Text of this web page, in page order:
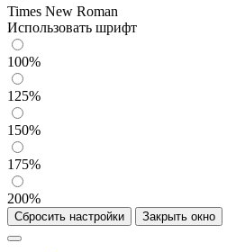
Times New Roman
Использовать шрифт
100%
125%
150%
175%
200%
Сбросить настройки Закрыть окно